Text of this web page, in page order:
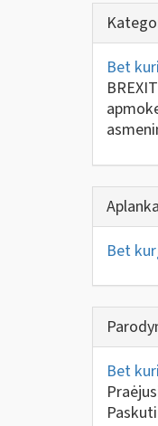
Bet
Bet
Bet